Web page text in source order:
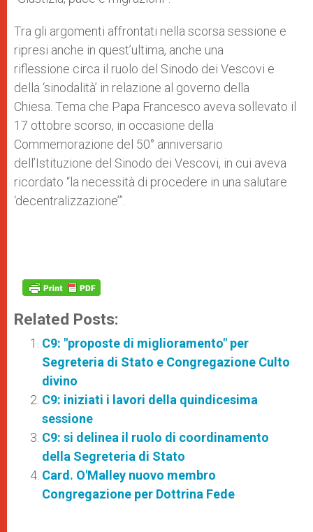
Tra gli argomenti affrontati nella scorsa sessione e
ripresi anche in quest’ultima, anche una
riflessione circa il ruolo del Sinodo dei Vescovi e
della ‘sinodalità’ in relazione al governo della
Chiesa. Tema che Papa Francesco aveva sollevato il
17 ottobre scorso, in occasione della
Commemorazione del 50° anniversario
dell’Istituzione del Sinodo dei Vescovi, in cui aveva
ricordato “la necessità di procedere in una salutare
‘decentralizzazione’”.
Related Posts:
C9: "proposte di miglioramento" per
Segreteria di Stato e Congregazione Culto
divino
C9: iniziati i lavori della quindicesima
sessione
C9: si delinea il ruolo di coordinamento
della Segreteria di Stato
Card. O'Malley nuovo membro
Congregazione per Dottrina Fede